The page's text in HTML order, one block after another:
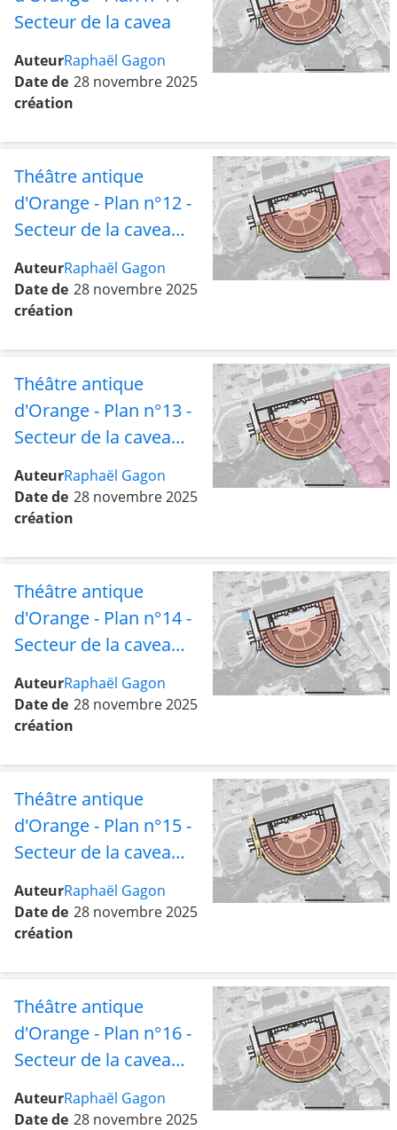
Secteur de la cavea
AuteurRaphaël Gagon
Date de
création
28 novembre 2025
Théâtre antique
d'Orange - Plan n°12 -
Secteur de la cavea
avec la rue sud et les
abords est
AuteurRaphaël Gagon
Date de
création
28 novembre 2025
Théâtre antique
d'Orange - Plan n°13 -
Secteur de la cavea
avec l'aile est, les
abords est et la rue
sud
AuteurRaphaël Gagon
Date de
création
28 novembre 2025
Théâtre antique
d'Orange - Plan n°14 -
Secteur de la cavea
avec l'aile est et le
tétrapyle
AuteurRaphaël Gagon
Date de
création
28 novembre 2025
Théâtre antique
d'Orange - Plan n°15 -
Secteur de la cavea
avec les rues ouest et
sud
AuteurRaphaël Gagon
Date de
création
28 novembre 2025
Théâtre antique
d'Orange - Plan n°16 -
Secteur de la cavea
avec la rue sud
AuteurRaphaël Gagon
Date de 28 novembre 2025